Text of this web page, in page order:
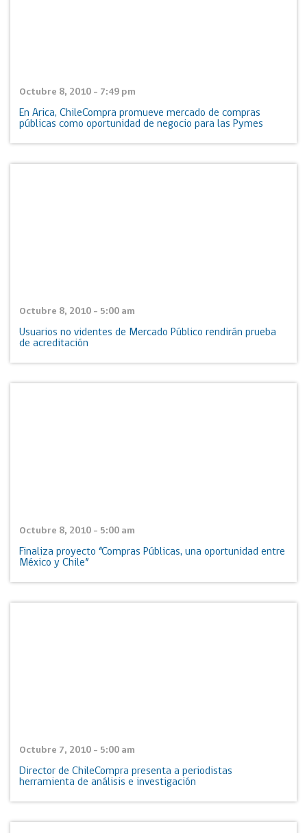
Octubre 8, 2010 - 7:49 pm
En Arica, ChileCompra promueve mercado de compras
públicas como oportunidad de negocio para las Pymes
Octubre 8, 2010 - 5:00 am
Usuarios no videntes de Mercado Público rendirán prueba
de acreditación
Octubre 8, 2010 - 5:00 am
Finaliza proyecto “Compras Públicas, una oportunidad entre
México y Chile”
Octubre 7, 2010 - 5:00 am
Director de ChileCompra presenta a periodistas
herramienta de análisis e investigación